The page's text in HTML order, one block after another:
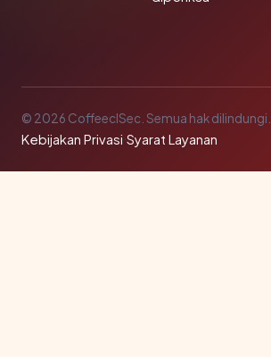
© 2026 CoffeeclSec. Semua hak dilindungi.
Kebijakan Privasi·Syarat Layanan